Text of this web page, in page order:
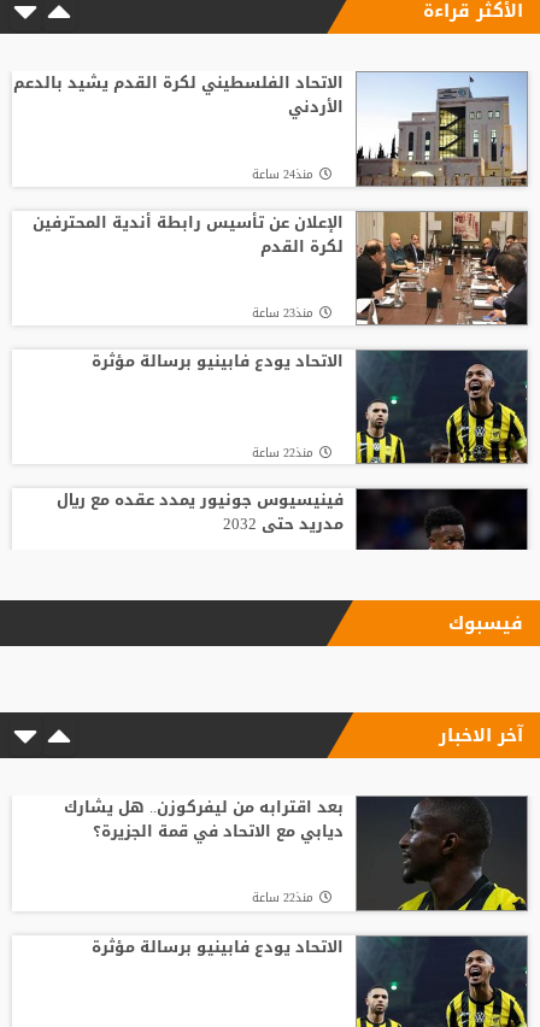
الأكثر قراءة
الاتحاد الفلسطيني لكرة القدم يشيد بالدعم
الأردني
منذ24 ساعة
الإعلان عن تأسيس رابطة أندية المحترفين
لكرة القدم
منذ23 ساعة
الاتحاد يودع فابينيو برسالة مؤثرة
منذ22 ساعة
فينيسيوس جونيور يمدد عقده مع ريال
مدريد حتى 2032
بعد اقترابه من ليفركوزن.. هل يشارك ديابي
الأمير علي بعد صرف مستحقات المنتخب: لن
أغير موقفي ولن نؤيد إنفانتينو
فيسبوك
آخر الاخبار
بعد اقترابه من ليفركوزن.. هل يشارك
ديابي مع الاتحاد في قمة الجزيرة؟
منذ22 ساعة
الاتحاد يودع فابينيو برسالة مؤثرة